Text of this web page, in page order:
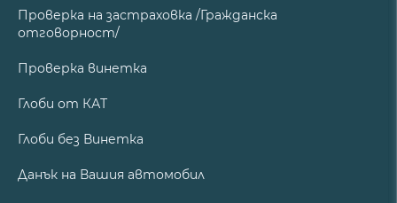
Проверка на застраховка /Гражданска
отговорност/
Проверка винетка
Глоби от КАТ
Глоби без Винетка
Данък на Вашия автомобил